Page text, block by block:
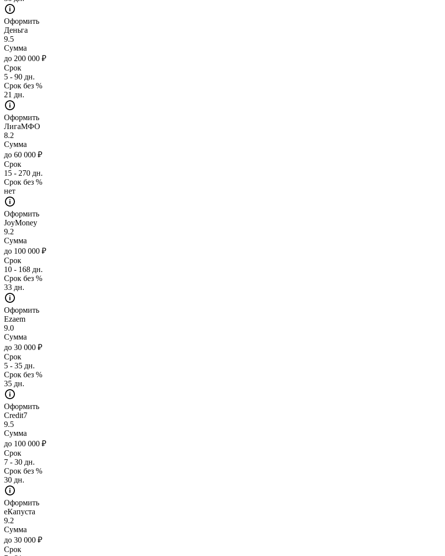
Оформить
Деньга
9.5
Сумма
до 200 000 ₽
Срок
5 - 90 дн.
Срок без %
21 дн.
Оформить
ЛигаМФО
8.2
Сумма
до 60 000 ₽
Срок
15 - 270 дн.
Срок без %
нет
Оформить
JoyMoney
9.2
Сумма
до 100 000 ₽
Срок
10 - 168 дн.
Срок без %
33 дн.
Оформить
Ezaem
9.0
Сумма
до 30 000 ₽
Срок
5 - 35 дн.
Срок без %
35 дн.
Оформить
Credit7
9.5
Сумма
до 100 000 ₽
Срок
7 - 30 дн.
Срок без %
30 дн.
Оформить
еКапуста
9.2
Сумма
до 30 000 ₽
Срок